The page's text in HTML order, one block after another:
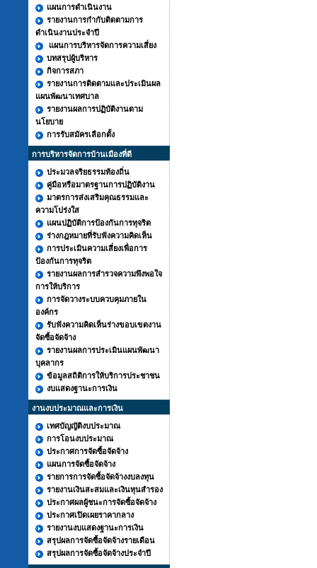
แผนการดำเนินงาน
รายงานการกำกับติดตามการ
ดำเนินงานประจำปี
แผนการบริหารจัดการความเสี่ยง
บทสรุปผู้บริหาร
กิจการสภา
รายงานการติดตามและประเมินผล
แผนพัฒนาเทศบาล
รายงานผลการปฏิบัติงานตาม
นโยบาย
การรับสมัครเลือกตั้ง
การบริหารจัดการบ้านเมืองที่ดี
ประมวลจริยธรรมท้องถิ่น
คู่มือหรือมาตรฐานการปฏิบัติงาน
มาตรการส่งเสริมคุณธรรมและ
ความโปร่งใส
แผนปฏิบัติการป้องกันการทุจริต
ร่างกฎหมายที่รับฟังความคิดเห็น
การประเมินความเสี่ยงเพื่อการ
ป้องกันการทุจริต
รายงานผลการสำรวจความพึงพอใจ
การให้บริการ
การจัดวางระบบควบคุมภายใน
องค์กร
รับฟังความคิดเห็นร่างขอบเขตงาน
จัดซื้อจัดจ้าง
รายงานผลการประเมินแผนพัฒนา
บุคลากร
ข้อมูลสถิติการให้บริการประชาชน
งบแสดงฐานะการเงิน
งานงบประมาณและการเงิน
เทศบัญญัติงบประมาณ
การโอนงบประมาณ
ประกาศการจัดซื้อจัดจ้าง
แผนการจัดซื้อจัดจ้าง
รายการการจัดซื้อจัดจ้างงบลงทุน
รายงานเงินสะสมและเงินทุนสำรอง
ประกาศผลผู้ชนะการจัดซื้อจัดจ้าง
ประกาศเปิดเผยราคากลาง
รายงานงบแสดงฐานะการเงิน
สรุปผลการจัดซื้อจัดจ้างรายเดือน
สรุปผลการจัดซื้อจัดจ้างประจำปี